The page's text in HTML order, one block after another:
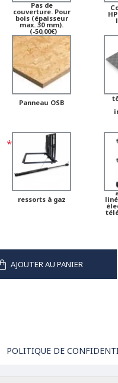
Pas de
couverture. Pour
bois (épaisseur
max. 30 mm).
(-50,00€)
Panneau OSB
ressorts à gaz
AJOUTER AU PANIER
POLITIQUE DE